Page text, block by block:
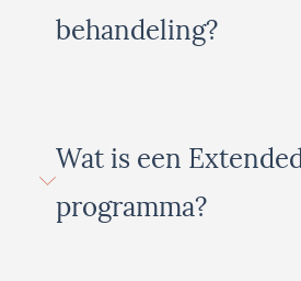
behandeling?
Wat is een
programma?